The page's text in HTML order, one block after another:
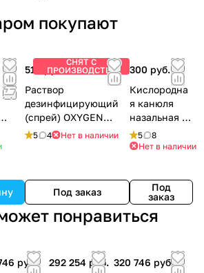
покупают
СНЯТ С
ПРОИЗВОДСТВА
510 руб.
Раствор
дезинфицирующий
(спрей) OXYGEN
PLUS, 150 мл.
5 4 Нет в наличии
Под заказ
300 руб.
Кислородна
я канюля
назальная 2
м5
8
Нет в наличии
Под
заказ
понравиться
руб.
292 254 руб. 320 746 руб.